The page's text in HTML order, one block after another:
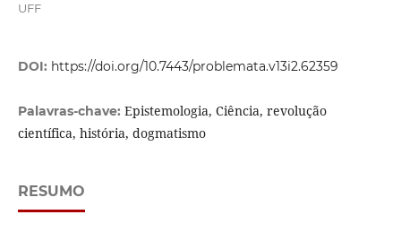
UFF
DOI: https://doi.org/10.7443/problemata.v13i2.62359
Palavras-chave: Epistemologia, Ciência, revolução
científica, história, dogmatismo
RESUMO